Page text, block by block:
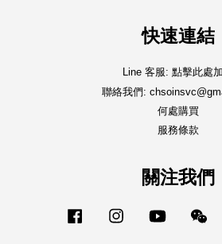
快速連結
Line 客服: 點擊此處
聯絡我們:
何處購買
服務條款
關注我們
Facebook Instagram YouTube